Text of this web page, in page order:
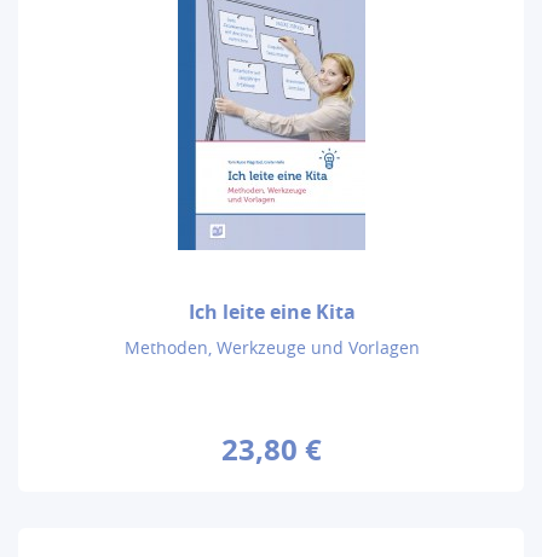
Ich leite eine Kita
Methoden, Werkzeuge und Vorlagen
23,80 €